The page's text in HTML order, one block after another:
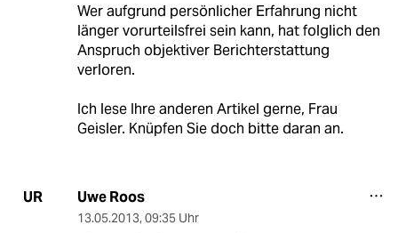
Wer aufgrund persönlicher Erfahrung nicht
länger vorurteilsfrei sein kann, hat folglich den
Anspruch objektiver Berichterstattung
verloren.
Ich lese Ihre anderen Artikel gerne, Frau
Geisler. Knüpfen Sie doch bitte daran an.
UR Uwe Roos
13.05.2013, 09:35 Uhr